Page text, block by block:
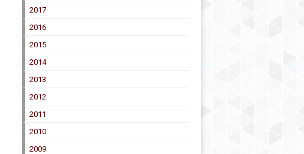
2017
2016
2015
2014
2013
2012
2011
2010
2009